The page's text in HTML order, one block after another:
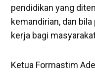
pendidikan yang
kemandirian, dan
kerja bagi
Ketua Formastim